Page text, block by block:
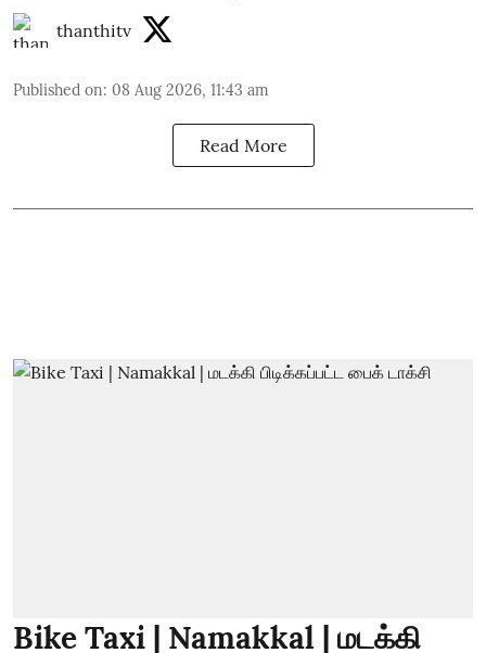
thanthitv
Published on: 08 Aug 2026, 11:43 am
Read More
Bike Taxi | Namakkal | மடக்கி